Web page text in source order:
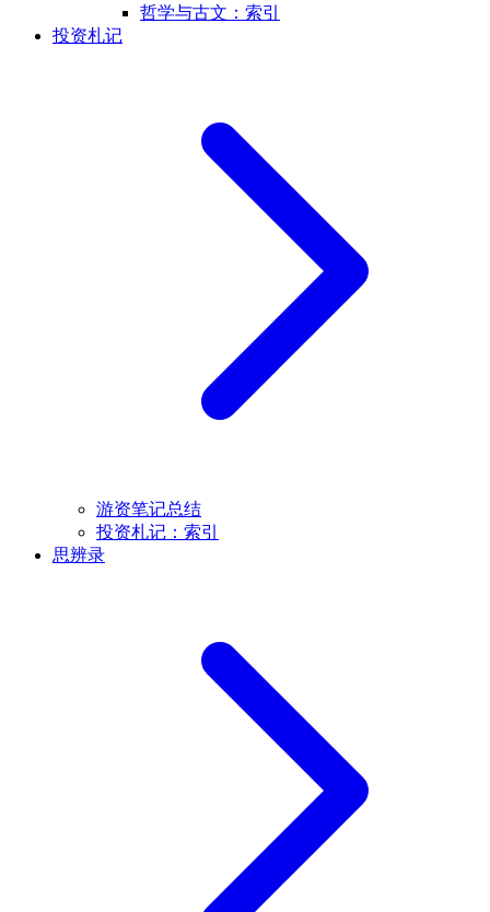
哲学与古文：索引
投资札记
游资笔记总结
投资札记：索引
思辨录